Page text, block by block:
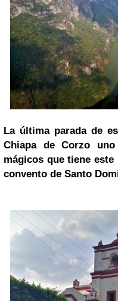
La última parada de
Chiapa de Corzo
mágicos que tiene
convento de Santo